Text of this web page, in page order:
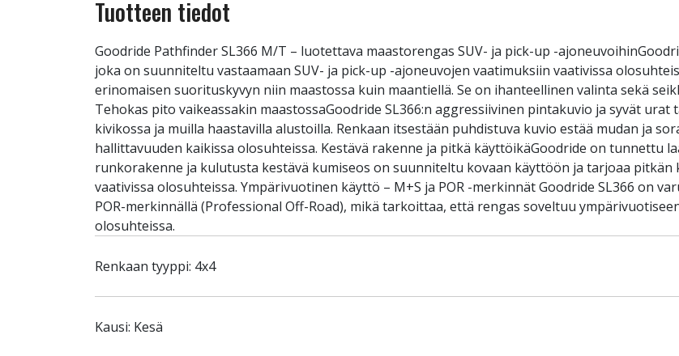
Tuotteen tiedot
Goodride Pathfinder SL366 M/T – luotettava maastorengas SUV- ja pick-up -
joka on suunniteltu vastaamaan SUV- ja pick-up -ajoneuvojen vaatimuksiin vaativissa
erinomaisen suorituskyvyn niin maastossa kuin maantiellä. Se on ihanteellinen valinta sekä
Tehokas pito vaikeassakin maastossaGoodride SL366:n aggressiivinen pintakuvio ja syvät urat
kivikossa ja muilla haastavilla alustoilla. Renkaan itsestään puhdistuva kuvio estää mudan ja
hallittavuuden kaikissa olosuhteissa. Kestävä rakenne ja pitkä käyttöikäGoodride on tunnettu
runkorakenne ja kulutusta kestävä kumiseos on suunniteltu kovaan käyttöön ja tarjoaa
vaativissa olosuhteissa. Ympärivuotinen käyttö – M+S ja POR -merkinnät Goodride SL366 on
POR-merkinnällä (Professional Off-Road), mikä tarkoittaa, että rengas soveltuu
olosuhteissa.
Renkaan tyyppi: 4x4
Kausi: Kesä